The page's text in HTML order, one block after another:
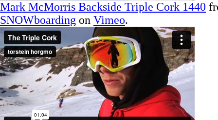
Mark McMorris Backside Triple Cork 1440
SNOWboarding on Vimeo.